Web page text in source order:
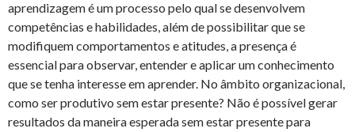
aprendizagem é um processo pelo qual se desenvolvem
competências e habilidades, além de possibilitar que se
modifiquem comportamentos e atitudes, a presença é
essencial para observar, entender e aplicar um conhecimento
que se tenha interesse em aprender. No âmbito organizacional,
como ser produtivo sem estar presente? Não é possível gerar
resultados da maneira esperada sem estar presente para